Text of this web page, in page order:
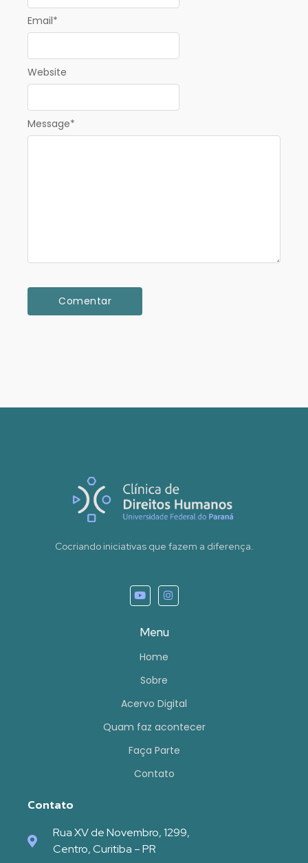
Message*
Email*
Website
Cocriando iniciativas que fazem a diferença.
Menu
Home
Sobre
Acervo Digital
Quam faz acontecer
Faça Parte
Contato
Contato
Rua XV de Novembro, 1299,
Centro, Curitiba – PR